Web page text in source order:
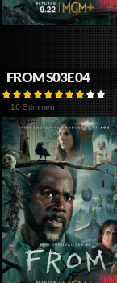
FROM S03E04
16 Stimmen